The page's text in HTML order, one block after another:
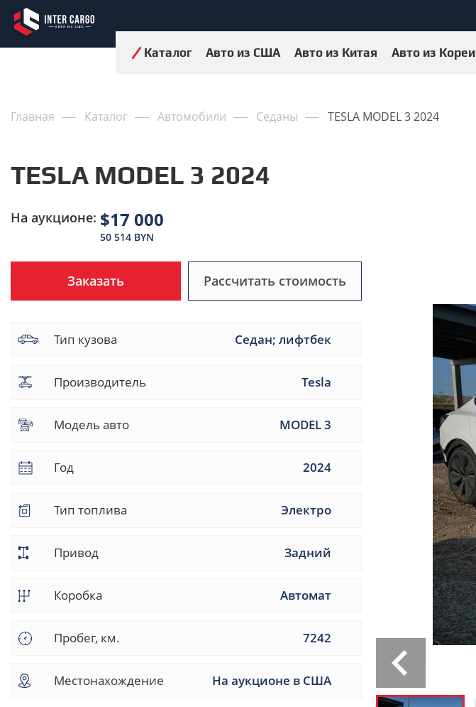
Каталог Авто из США Авто из Китая Авто из Кореи
Главная Каталог Автомобили Седаны TESLA MODEL 3 2024
TESLA MODEL 3 2024
На аукционе: $17 000
50 514 BYN
Заказать Рассчитать стоимость
Тип кузова Седан; лифтбек
Производитель Tesla
Модель авто MODEL 3
Год 2024
Тип топлива Электро
Привод Задний
Коробка Автомат
Пробег, км. 7242
Местонахождение На аукционе в США